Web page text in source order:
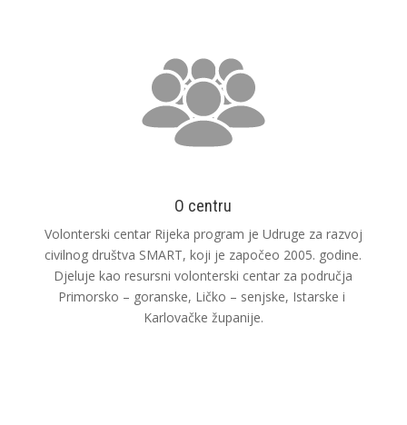
O centru
Volonterski centar Rijeka program je Udruge za razvoj
civilnog društva SMART, koji je započeo 2005. godine.
Djeluje kao resursni volonterski centar za područja
Primorsko – goranske, Ličko – senjske, Istarske i
Karlovačke županije.